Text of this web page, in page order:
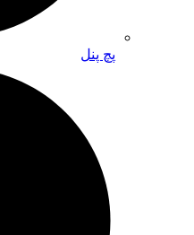
پچ پنل